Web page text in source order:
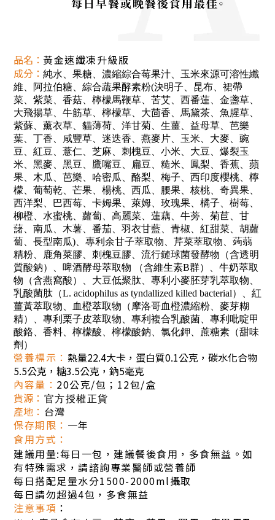
品名 ： 黃金速纖凍升級版
成分： 純水、果糖、濃縮綜合莓果汁、玉米來源可溶性纖
維、阿拉伯糖、綜合蔬果酵素粉(決明子、昆布、裙帶
菜、紫菜、香菇、檸檬馬鞭草、苦艾、西番蓮、金盞草、
大飛揚草、牛筋草、檸檬草、大茴香、馬黛茶、魚腥草、
紫蘇、薰衣草、貓薄荷、洋甘菊、生薑、益母草、芭樂
葉、丁香、咸豐草、迷迭香、燕麥片、玉米、大麥、豌
豆、紅豆、薏仁、芝麻、刺槐豆、小米、大豆、爆裂玉
米、黑麥、黑豆、鷹嘴豆、扁豆、糙米、鳳梨、香蕉、蘋
果、木瓜、芭樂、哈密瓜、酪梨、梅子、西印度櫻桃、檸
檬、葡萄乾、芒果、楊桃、西瓜、腰果、核桃、奇異果、
西洋梨、巴西莓、卡姆果、萊姆、玫瑰果、橘子、樹莓、
柳橙、水蜜桃、蘿蔔、高麗菜、蓮藕、牛蒡、菊苣、甘
藷、南瓜、木薯、番茄、羽衣甘藍、青椒、紅甜菜、胡蘿
蔔、長型南瓜)、專利余甘子萃取物、芹菜萃取物、蒟蒻
精粉、鹿角菜膠、刺槐豆膠、流行鏈球菌發酵物（含透明
質酸鈉）、啤酒酵母萃取物 （含維生素B群）、牛奶萃取
物（含燕窩酸）、大豆低聚肽、專利小麥胚芽乳萃取物、
乳酸菌肽（L. acidophilus as tyndallized killed bacterial）、紅
薑黃萃取物、血橙萃取物（摩洛哥血橙濃縮粉、麥芽糊
精）、專利栗子皮萃取物、專利複合乳酸菌、專利吡啶甲
酸鉻、香料、檸檬酸、檸檬酸鈉、氯化鉀、蔗糖素（甜味
劑）
營養標示： 熱量22.4大卡，蛋白質0.1公克，碳水化合物
5.5公克，糖3.5公克，鈉5毫克
內容量 ： 20公克/包；12包/盒
貨源 ： 官方授權正貨
產地 ： 台灣
保存期限 ： 一年
食用方式 ：
建議用量:每日一包，建議餐後食用，多食無益。如
有特殊需求，請諮詢專業醫師或營養師
每日搭配足量水分1500-2000ml攝取
每日請勿超過4包，多食無益
注意事項 ：